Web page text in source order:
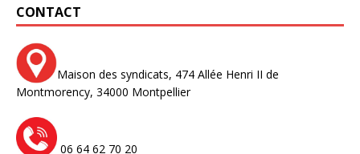
CONTACT
Maison des syndicats, 474 Allée Henri II de
Montmorency, 34000 Montpellier
06 64 62 70 20